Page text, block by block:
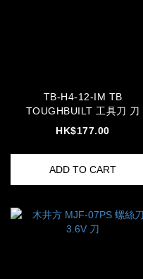
TB-H4-12-IM TB
TOUGHBUILT 工具刀 刀
HK$177.00
ADD TO CART